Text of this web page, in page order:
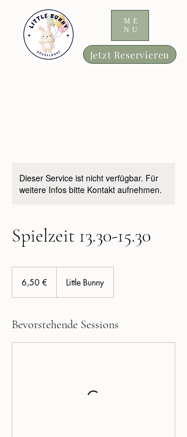
ME
NU
Jetzt Reservieren
Dieser Service ist nicht verfügbar. Für
weitere Infos bitte Kontakt aufnehmen.
Spielzeit 13.30-15.30
6,50 € Little Bunny
Bevorstehende Sessions